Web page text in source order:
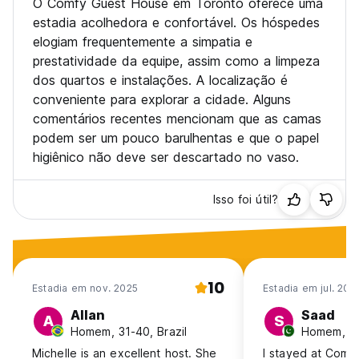
O Comfy Guest House em Toronto oferece uma
estadia acolhedora e confortável. Os hóspedes
elogiam frequentemente a simpatia e
prestatividade da equipe, assim como a limpeza
dos quartos e instalações. A localização é
conveniente para explorar a cidade. Alguns
comentários recentes mencionam que as camas
podem ser um pouco barulhentas e que o papel
higiênico não deve ser descartado no vaso.
Isso foi útil?
Estadia em nov. 2025 10
A Allan
Homem, 31-40, Brazil
Michelle is an excellent host. She
Estadia em jul.
S Saad
Homem,
I stayed at